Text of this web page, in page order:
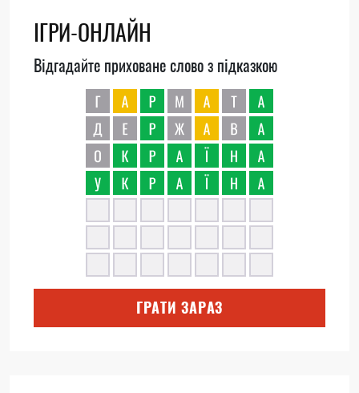
ІГРИ-ОНЛАЙН
Відгадайте приховане слово з підказкою
ГРАТИ ЗАРАЗ